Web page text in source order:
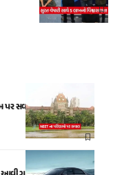
સવાલ: બોમ્બે હાઈકોર્ટે